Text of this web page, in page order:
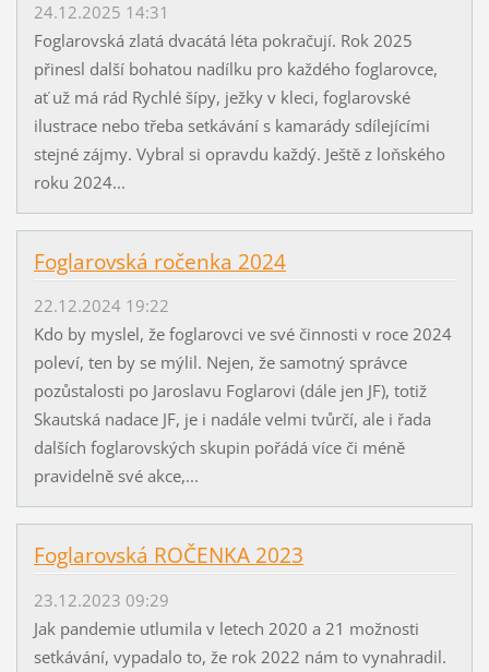
24.12.2025 14:31
Foglarovská zlatá dvacátá léta pokračují. Rok 2025
přinesl další bohatou nadílku pro každého foglarovce,
ať už má rád Rychlé šípy, ježky v kleci, foglarovské
ilustrace nebo třeba setkávání s kamarády sdílejícími
stejné zájmy. Vybral si opravdu každý. Ještě z loňského
roku 2024...
Foglarovská ročenka 2024
22.12.2024 19:22
Kdo by myslel, že foglarovci ve své činnosti v roce 2024
poleví, ten by se mýlil. Nejen, že samotný správce
pozůstalosti po Jaroslavu Foglarovi (dále jen JF), totiž
Skautská nadace JF, je i nadále velmi tvůrčí, ale i řada
dalších foglarovských skupin pořádá více či méně
pravidelně své akce,...
Foglarovská ROČENKA 2023
23.12.2023 09:29
Jak pandemie utlumila v letech 2020 a 21 možnosti
setkávání, vypadalo to, že rok 2022 nám to vynahradil.